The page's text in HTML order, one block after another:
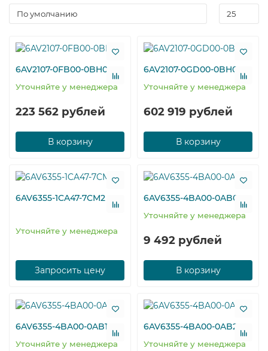
6AV2107-0FB00-0BH0
Уточняйте у менеджера
223 562 рублей
В корзину
6AV2107-0GD00-0BH0
Уточняйте у менеджера
602 919 рублей
В корзину
6AV6355-1CA47-7CM2
Уточняйте у менеджера
Запросить цену
6AV6355-4BA00-0AB0
Уточняйте у менеджера
9 492 рублей
В корзину
6AV6355-4BA00-0AB1
Уточняйте у менеджера
6AV6355-4BA00-0AB2
Уточняйте у менеджера